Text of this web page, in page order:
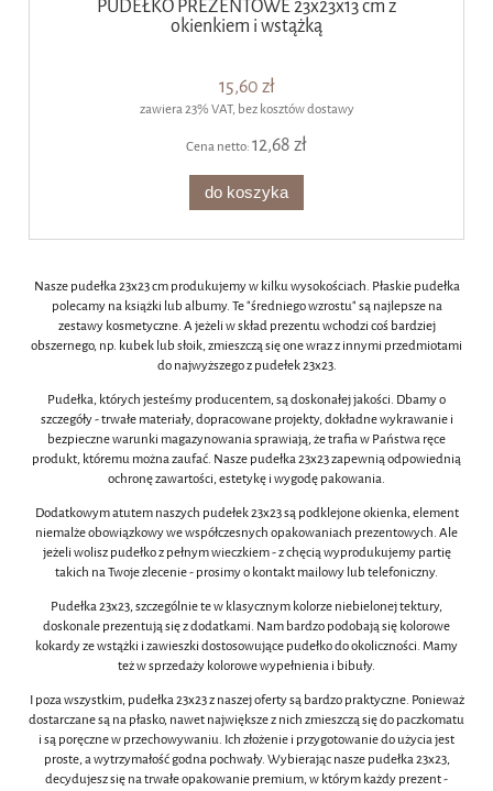
PUDEŁKO PREZENTOWE 23x23x13 cm z
okienkiem i wstążką
15,60 zł
zawiera 23% VAT, bez kosztów dostawy
Cena netto:12,68 zł
do koszyka
Nasze pudełka 23x23 cm produkujemy w kilku wysokościach. Płaskie pudełka
polecamy na książki lub albumy. Te "średniego wzrostu" są najlepsze na
zestawy kosmetyczne. A jeżeli w skład prezentu wchodzi coś bardziej
obszernego, np. kubek lub słoik, zmieszczą się one wraz z innymi przedmiotami
do najwyższego z pudełek 23x23.
Pudełka, których jesteśmy producentem, są doskonałej jakości. Dbamy o
szczegóły - trwałe materiały, dopracowane projekty, dokładne wykrawanie i
bezpieczne warunki magazynowania sprawiają, że trafia w Państwa ręce
produkt, któremu można zaufać. Nasze pudełka 23x23 zapewnią odpowiednią
ochronę zawartości, estetykę i wygodę pakowania.
Dodatkowym atutem naszych pudełek 23x23 są podklejone okienka, element
niemalże obowiązkowy we współczesnych opakowaniach prezentowych. Ale
jeżeli wolisz pudełko z pełnym wieczkiem - z chęcią wyprodukujemy partię
takich na Twoje zlecenie - prosimy o kontakt mailowy lub telefoniczny.
Pudełka 23x23, szczególnie te w klasycznym kolorze niebielonej tektury,
doskonale prezentują się z dodatkami. Nam bardzo podobają się kolorowe
kokardy ze wstążki i zawieszki dostosowujące pudełko do okoliczności. Mamy
też w sprzedaży kolorowe wypełnienia i bibuły.
I poza wszystkim, pudełka 23x23 z naszej oferty są bardzo praktyczne. Ponieważ
dostarczane są na płasko, nawet największe z nich zmieszczą się do paczkomatu
i są poręczne w przechowywaniu. Ich złożenie i przygotowanie do użycia jest
proste, a wytrzymałość godna pochwały. Wybierając nasze pudełka 23x23,
decydujesz się na trwałe opakowanie premium, w którym każdy prezent -